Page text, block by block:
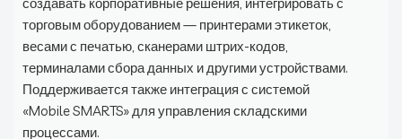
создавать корпоративные решения, интегрировать с
торговым оборудованием — принтерами этикеток,
весами с печатью, сканерами штрих-кодов,
терминалами сбора данных и другими устройствами.
Поддерживается также интеграция с системой
«Mobile SMARTS» для управления складскими
процессами.